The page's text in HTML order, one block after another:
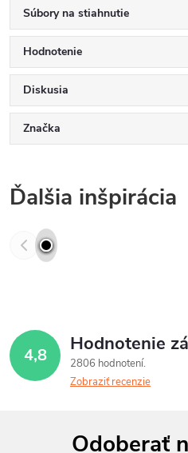
Súbory na stiahnutie
Hodnotenie
Diskusia
Značka
Ďalšia inšpirácia
4,8 Hodnotenie
2806 hodnotení
Zobraziť recenzie
Odoberať